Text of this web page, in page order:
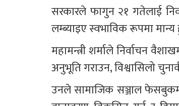
सरकारले फागुन २१ गतेलाई
लम्ब्याइए स्वभाविक रूपमा मान्य
महामन्त्री शर्माले निर्वाचन
अनुभूति गराउन, विश्वासिलो
उनले सामाजिक सञ्जाल